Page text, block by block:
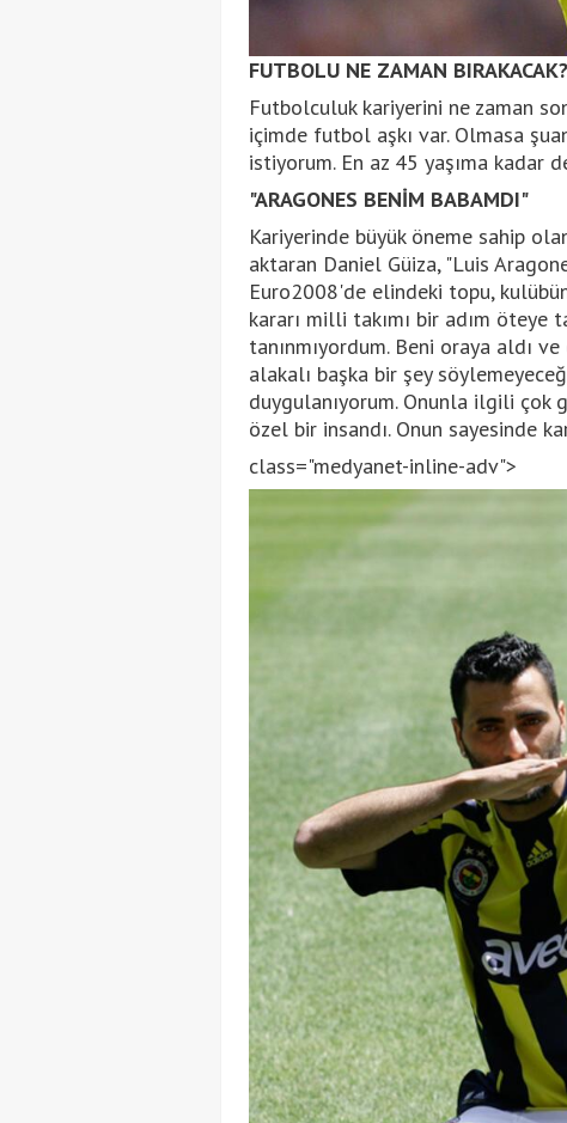
FUTBOLU NE ZAMAN BIRAKACAK?
Futbolculuk kariyerini ne zaman
içimde futbol aşkı var. Olmasa
istiyorum. En az 45 yaşıma kadar
"ARAGONES BENİM BABAMDI"
Kariyerinde büyük öneme sahip
aktaran Daniel Güiza, "Luis
Euro2008'de elindeki topu,
kararı milli takımı bir adım öteye
tanınmıyordum. Beni oraya aldı
alakalı başka bir şey
duygulanıyorum. Onunla ilgili çok
özel bir insandı. Onun sayesinde
class="medyanet-inline-adv">